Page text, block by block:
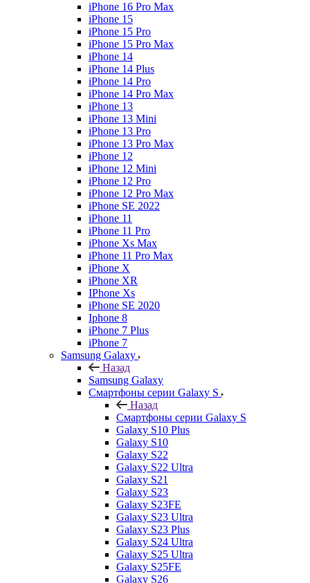
iPhone 16 Pro Max
iPhone 15
iPhone 15 Pro
iPhone 15 Pro Max
iPhone 14
iPhone 14 Plus
iPhone 14 Pro
iPhone 14 Pro Max
iPhone 13
iPhone 13 Mini
iPhone 13 Pro
iPhone 13 Pro Max
iPhone 12
iPhone 12 Mini
iPhone 12 Pro
iPhone 12 Pro Max
iPhone SE 2022
iPhone 11
iPhone 11 Pro
iPhone Xs Max
iPhone 11 Pro Max
iPhone X
iPhone XR
IPhone Xs
iPhone SE 2020
Iphone 8
iPhone 7 Plus
iPhone 7
Samsung Galaxy
Назад
Samsung Galaxy
Смартфоны серии Galaxy S
Назад
Смартфоны серии Galaxy S
Galaxy S10 Plus
Galaxy S10
Galaxy S22
Galaxy S22 Ultra
Galaxy S21
Galaxy S23
Galaxy S23FE
Galaxy S23 Ultra
Galaxy S23 Plus
Galaxy S24 Ultra
Galaxy S25 Ultra
Galaxy S25FE
Galaxy S26